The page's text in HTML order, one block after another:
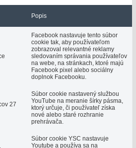
Popis
Facebook nastavuje tento súbor
cookie tak, aby používateľom
zobrazoval relevantné reklamy
sledovaním správania používateľov
na webe, na stránkach, ktoré majú
Facebook pixel alebo sociálny
doplnok Facebooku.
27
Súbor cookie nastavený službou
YouTube na meranie šírky pásma,
ktorý určuje, či používateľ získa
nové alebo staré rozhranie
prehrávača.
Súbor cookie YSC nastavuje
Youtube a používa sa na